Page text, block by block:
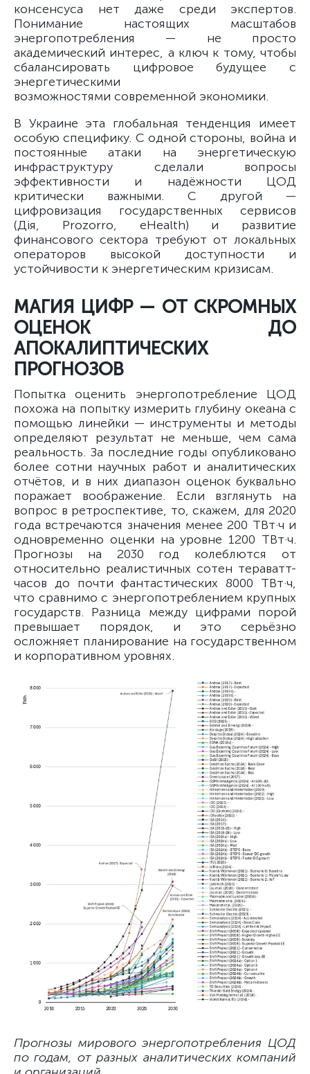
консенсуса нет даже среди экспертов.
Понимание настоящих масштабов
энергопотребления — не просто
академический интерес, а ключ к тому, чтобы
сбалансировать цифровое будущее с
энергетическими
возможностями современной экономики.
В Украине эта глобальная тенденция имеет
особую специфику. С одной стороны, война и
постоянные атаки на энергетическую
инфраструктуру сделали вопросы
эффективности и надёжности ЦОД
критически важными. С другой —
цифровизация государственных сервисов
(Дія, Prozorro, eHealth) и развитие
финансового сектора требуют от локальных
операторов высокой доступности и
устойчивости к энергетическим кризисам.
МАГИЯ ЦИФР — ОТ СКРОМНЫХ
ОЦЕНОК ДО
АПОКАЛИПТИЧЕСКИХ
ПРОГНОЗОВ
Попытка оценить энергопотребление ЦОД
похожа на попытку измерить глубину океана с
помощью линейки — инструменты и методы
определяют результат не меньше, чем сама
реальность. За последние годы опубликовано
более сотни научных работ и аналитических
отчётов, и в них диапазон оценок буквально
поражает воображение. Если взглянуть на
вопрос в ретроспективе, то, скажем, для 2020
года встречаются значения менее 200 ТВт·ч и
одновременно оценки на уровне 1200 ТВт·ч.
Прогнозы на 2030 год колеблются от
относительно реалистичных сотен тераватт-
часов до почти фантастических 8000 ТВт·ч,
что сравнимо с энергопотреблением крупных
государств. Разница между цифрами порой
превышает порядок, и это серьёзно
осложняет планирование на государственном
и корпоративном уровнях.
Прогнозы мирового энергопотребления ЦОД
по годам, от разных аналитических компаний